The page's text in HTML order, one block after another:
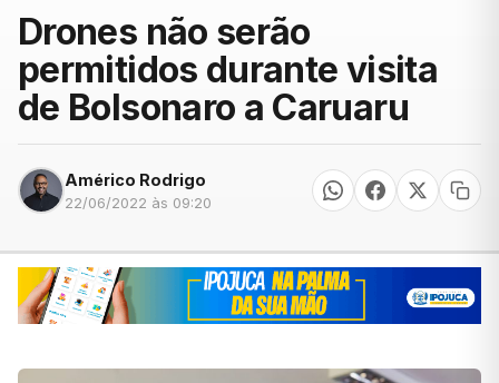
Drones não serão
permitidos durante visita
de Bolsonaro a Caruaru
Américo Rodrigo
22/06/2022 às 09:20